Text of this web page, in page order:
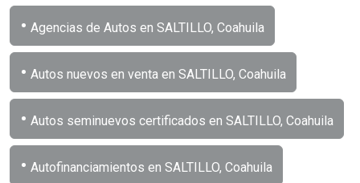
• Agencias de Autos en SALTILLO, Coahuila
• Autos nuevos en venta en SALTILLO, Coahuila
• Autos seminuevos certificados en SALTILLO, Coahuila
• Autofinanciamientos en SALTILLO, Coahuila